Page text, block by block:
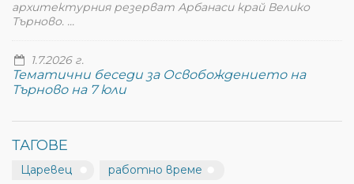
архитектурния резерват Арбанаси край Велико
Търново. ...
1.7.2026 г.
Тематични беседи за Освобождението на
Търново на 7 юли
ТАГОВЕ
Царевец работно време